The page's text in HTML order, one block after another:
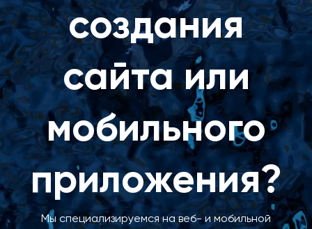
создания
сайта или
мобильного
приложения?
Мы специализируемся на веб- и мобильной